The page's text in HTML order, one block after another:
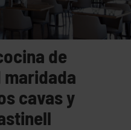
de
cavas y